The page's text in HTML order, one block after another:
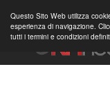
Questo Sito Web utilizza
esperienza di navigazione.
tutti i termini e condizioni